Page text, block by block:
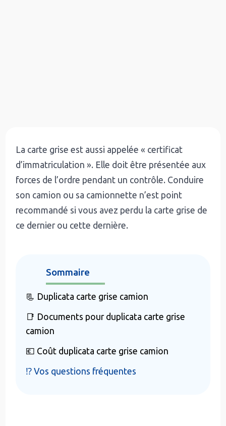
La carte grise est aussi appelée « certificat
d’immatriculation ». Elle doit être présentée aux
forces de l’ordre pendant un contrôle. Conduire
son camion ou sa camionnette n’est point
recommandé si vous avez perdu la carte grise de
ce dernier ou cette dernière.
Sommaire
📃 Duplicata carte grise camion
📑 Documents pour duplicata carte grise
camion
💶 Coût duplicata carte grise camion
⁉️ Vos questions fréquentes